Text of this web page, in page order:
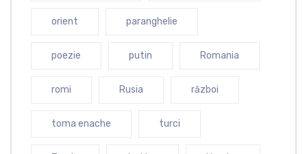
orient paranghelie
poezie putin Romania
romi Rusia război
toma enache turci